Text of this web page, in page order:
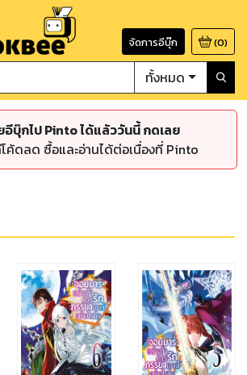
จัดการอีบุ๊ก (0)
ทั้งหมด
อีบุ๊กไป Pinto ได้แล้ววันนี้ กดเลย
ค้ดลด ซื้อและอ่านได้ต่อเนื่องที่ Pinto